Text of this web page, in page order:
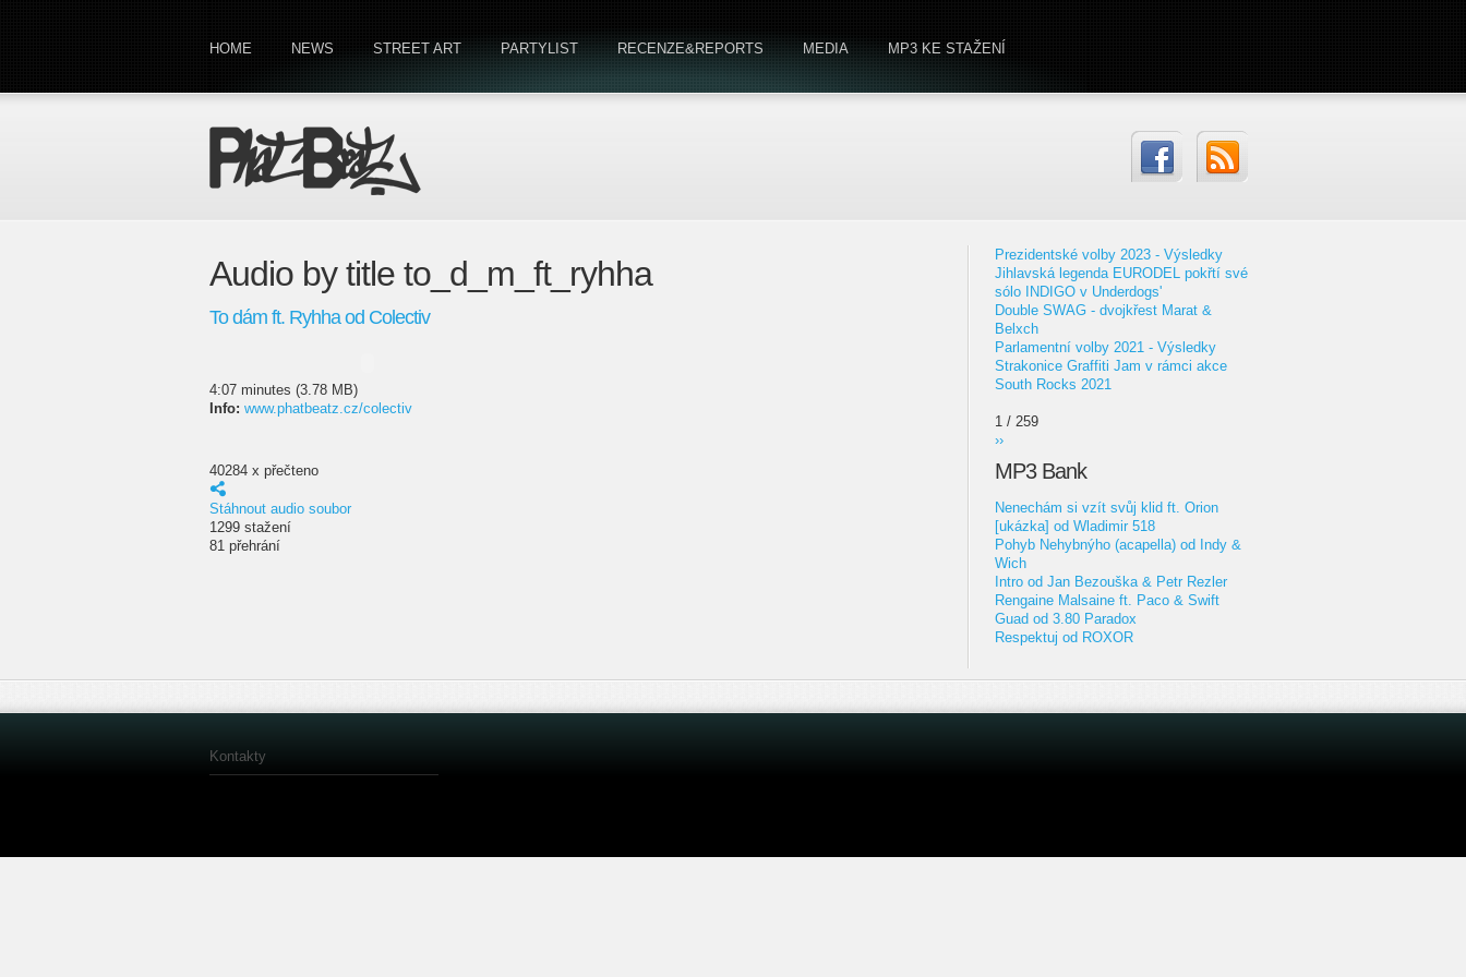
HOME NEWS STREET ART PARTYLIST RECENZE&REPORTS MEDIA MP3 KE STAŽENÍ
Audio by title to_d_m_ft_ryhha
To dám ft. Ryhha od Colectiv
4:07 minutes (3.78 MB)
Info: www.phatbeatz.cz/colectiv
40284 x přečteno
Stáhnout audio soubor
1299 stažení
81 přehrání
Prezidentské volby 2023 - Výsledky
Jihlavská legenda EURODEL pokřtí své
sólo INDIGO v Underdogs'
Double SWAG - dvojkřest Marat &
Belxch
Parlamentní volby 2021 - Výsledky
Strakonice Graffiti Jam v rámci akce
South Rocks 2021
1 / 259
››
MP3 Bank
Nenechám si vzít svůj klid ft. Orion
[ukázka] od Wladimir 518
Pohyb Nehybnýho (acapella) od Indy &
Wich
Intro od Jan Bezouška & Petr Rezler
Rengaine Malsaine ft. Paco & Swift
Guad od 3.80 Paradox
Respektuj od ROXOR
Kontakty